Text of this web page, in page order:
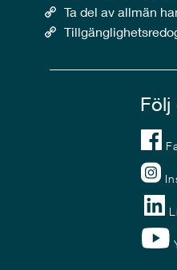
Ta del av allmän
Följ